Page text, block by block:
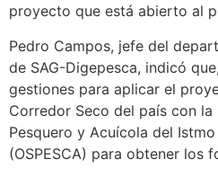
proyecto que está abierto al
Pedro Campos, jefe del
de SAG-Digepesca, indicó
gestiones para aplicar el
Corredor Seco del país con
Pesquero y Acuícola del
(OSPESCA) para obtener los